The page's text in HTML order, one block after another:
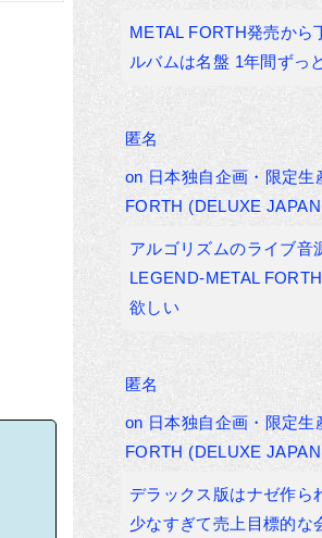
METAL FORTH発売か
ルバムは名盤 1年間ずっ
匿名
on 日本独自企画・限定生
FORTH (DELUXE
アルゴリズムのライブ音
LEGEND-METAL
欲しい
匿名
on 日本独自企画・限定生
FORTH (DELUXE
デラックス版はナゼ作ら
少なすぎて売上目標的な